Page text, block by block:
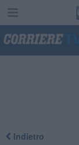
Indietro